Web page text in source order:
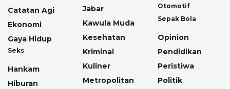
Catatan Agi
Ekonomi
Gaya Hidup
Seks
Hankam
Hiburan
Jabar
Kawula Muda
Kesehatan
Kriminal
Kuliner
Metropolitan
Otomotif
Sepak Bola
Opinion
Pendidikan
Peristiwa
Politik